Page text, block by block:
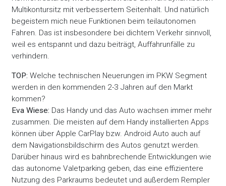
Multikontursitz mit verbessertem Seitenhalt. Und natürlich
begeistern mich neue Funktionen beim teilautonomen
Fahren. Das ist insbesondere bei dichtem Verkehr sinnvoll,
weil es entspannt und dazu beiträgt, Auffahrunfälle zu
verhindern.
TOP: Welche technischen Neuerungen im PKW Segment
werden in den kommenden 2-3 Jahren auf den Markt
kommen?
Eva Wiese: Das Handy und das Auto wachsen immer mehr
zusammen. Die meisten auf dem Handy installierten Apps
können über Apple CarPlay bzw. Android Auto auch auf
dem Navigationsbildschirm des Autos genutzt werden.
Darüber hinaus wird es bahnbrechende Entwicklungen wie
das autonome Valetparking geben, das eine effizientere
Nutzung des Parkraums bedeutet und außerdem Rempler